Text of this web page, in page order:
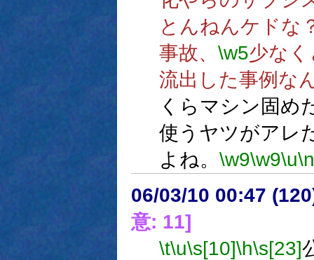
とんねんケドな
事故、 \w5少な
流出した事例な
くらマシン固め
使うヤツがアレ
よね。 \w9\w9\u\n
06/03/10 00:47
意: 11]
\t\u\s[10]\h\s[23]